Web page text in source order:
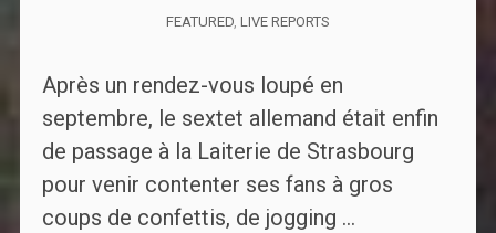
FEATURED, LIVE REPORTS
Après un rendez-vous loupé en
septembre, le sextet allemand était enfin
de passage à la Laiterie de Strasbourg
pour venir contenter ses fans à gros
coups de confettis, de jogging ...